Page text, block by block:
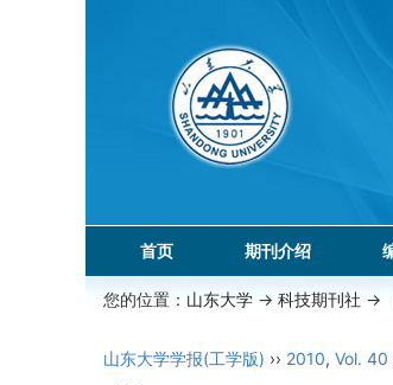
首页 期刊介绍
您的位置： 山东大学 -> 科技期刊社 ->
山东大学学报(工学版) ›› 2010, Vol. 40